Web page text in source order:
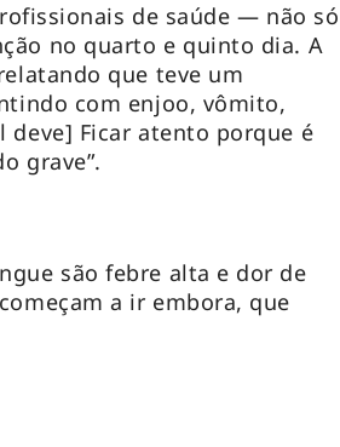
de saúde — não só
no quarto e quinto dia. A
que teve um
com enjoo, vômito,
Ficar atento porque é
grave”.
são febre alta e dor de
a ir embora, que